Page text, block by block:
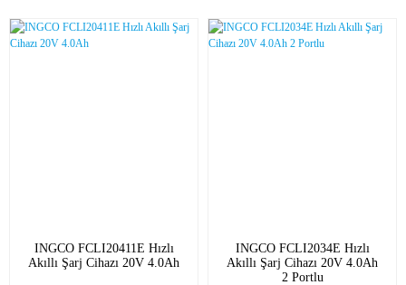
INGCO FCLI20411E Hızlı
Akıllı Şarj Cihazı 20V 4.0Ah
INGCO FCLI2034E Hızlı
Akıllı Şarj Cihazı 20V 4.0Ah
2 Portlu